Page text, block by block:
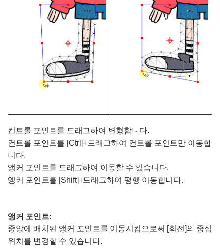
컨트롤 포인트를 드래그하여 변형합니다.
컨트롤 포인트를 [Ctrl]+드래그하여 컨트롤 포인트만 이동합
니다.
앵커 포인트를 드래그하여 이동할 수 있습니다.
앵커 포인트를 [Shift]+드래그하여 평행 이동합니다.
앵커 포인트:
중앙에 배치된 앵커 포인트를 이동시킴으로써 [회전]의 중심
위치를 변경할 수 있습니다.